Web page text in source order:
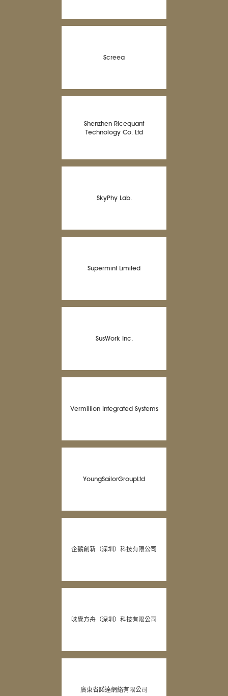
Screea
Shenzhen Ricequant
Technology Co. Ltd
SkyPhy Lab.
Supermint Limited
SusWork Inc.
Vermillion Integrated Systems
YoungSailorGroupLtd
企鵝創新（深圳）科技有限公司
味覺方舟（深圳）科技有限公司
廣東省諾達網絡有限公司